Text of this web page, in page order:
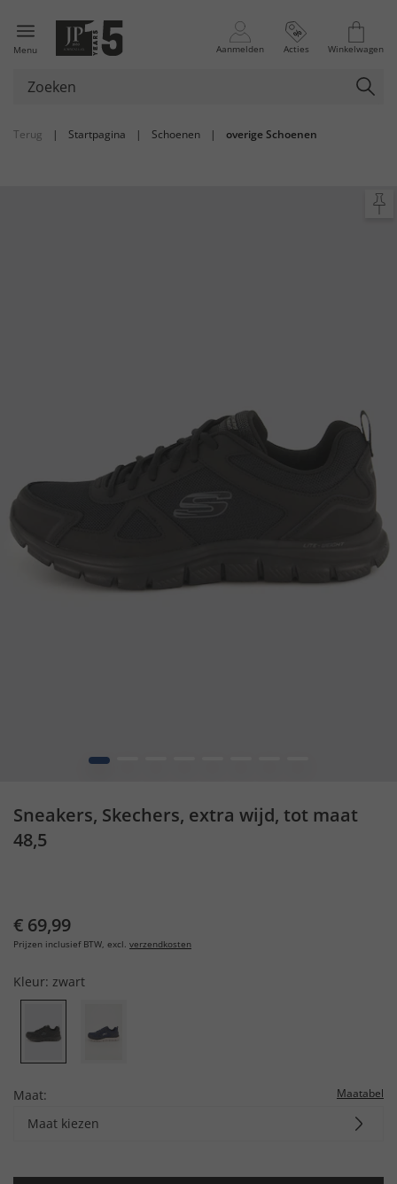
Menu Aanmelden Acties Winkelwagen
Terug | Startpagina | Schoenen | overige Schoenen
1
Sneakers, Skechers, extra wijd, tot maat
48,5
€ 69,99
Prijzen inclusief BTW, excl. verzendkosten
Kleur: zwart
Maat: Maatabel
Maat kiezen